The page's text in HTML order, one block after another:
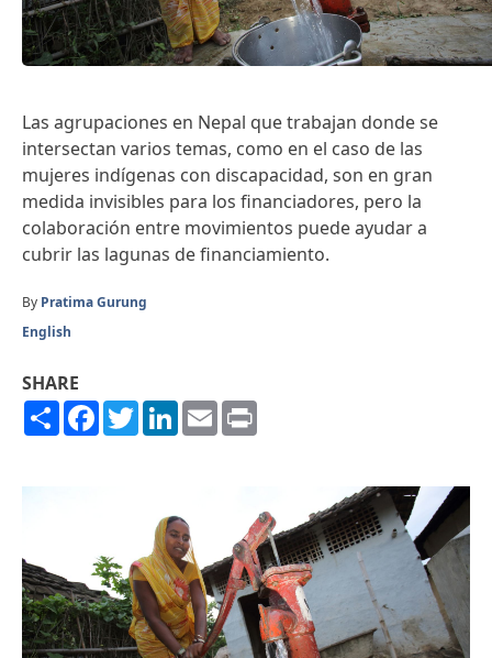
Las agrupaciones en Nepal que trabajan donde se
intersectan varios temas, como en el caso de las
mujeres indígenas con discapacidad, son en gran
medida invisibles para los financiadores, pero la
colaboración entre movimientos puede ayudar a
cubrir las lagunas de financiamiento.
By Pratima Gurung
English
SHARE
ShareFacebook
TwitterLinkedIn
Email